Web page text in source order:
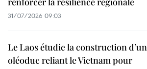
31/07/2026 09:03
Le Laos étudie la construction d’un
oléoduc reliant le Vietnam pour